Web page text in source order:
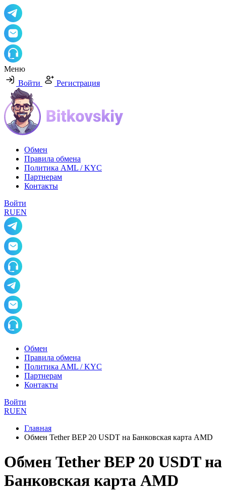
Меню
Войти
Регистрация
Обмен
Правила обмена
Политика AML / KYC
Партнерам
Контакты
Войти
RUEN
Обмен
Правила обмена
Политика AML / KYC
Партнерам
Контакты
Войти
RUEN
Главная
Обмен Tether BEP 20 USDT на Банковская карта AMD
Обмен Tether BEP 20 USDT на
Банковская карта AMD